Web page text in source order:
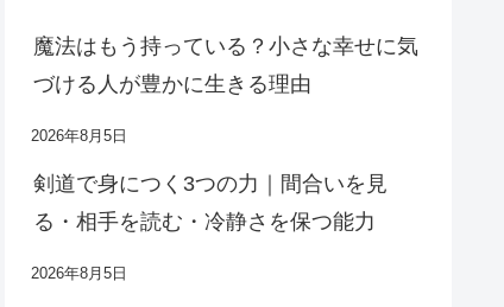
魔法はもう持っている？小さな幸せに気
づける人が豊かに生きる理由
2026年8月5日
剣道で身につく3つの力｜間合いを見
る・相手を読む・冷静さを保つ能力
2026年8月5日